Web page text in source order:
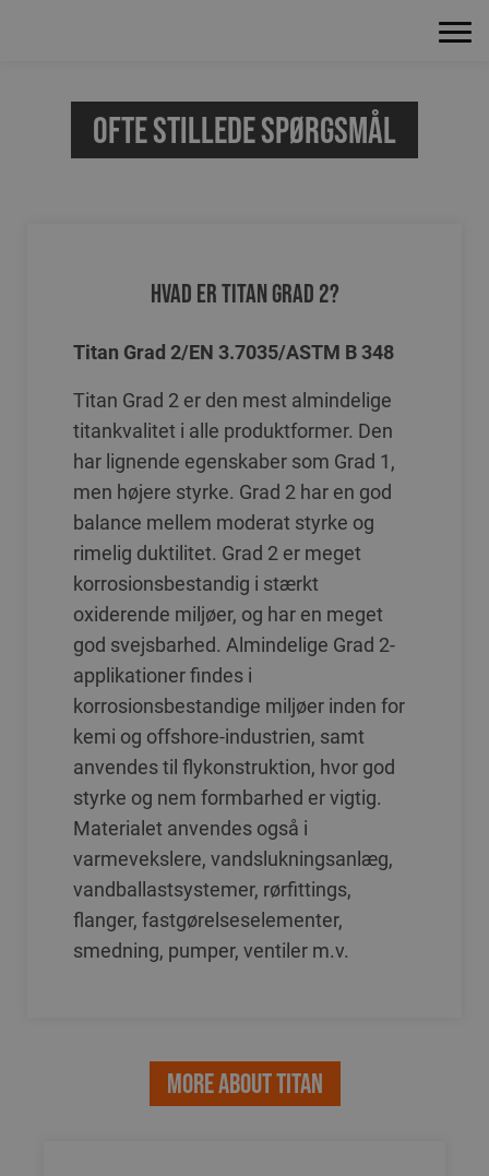
Ofte stillede spørgsmål
Hvad er titan Grad 2?
Titan Grad 2/EN 3.7035/ASTM B 348
Titan Grad 2 er den mest almindelige
titankvalitet i alle produktformer. Den
har lignende egenskaber som Grad 1,
men højere styrke. Grad 2 har en god
balance mellem moderat styrke og
rimelig duktilitet. Grad 2 er meget
korrosionsbestandig i stærkt
oxiderende miljøer, og har en meget
god svejsbarhed. Almindelige Grad 2-
applikationer findes i
korrosionsbestandige miljøer inden for
kemi og offshore-industrien, samt
anvendes til flykonstruktion, hvor god
styrke og nem formbarhed er vigtig.
Materialet anvendes også i
varmevekslere, vandslukningsanlæg,
vandballastsystemer, rørfittings,
flanger, fastgørelseselementer,
smedning, pumper, ventiler m.v.
More about TITAN